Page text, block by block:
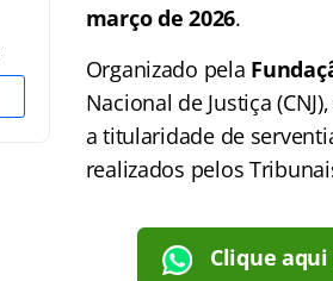
março de 2026.
Organizado pela
Nacional de Justiça
a titularidade de
realizados pelos
Clique